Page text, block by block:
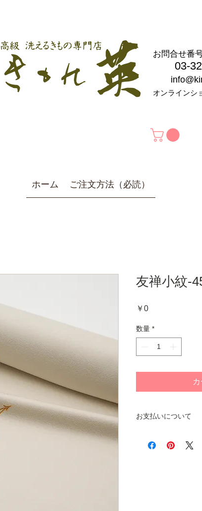
お問合せ番
03-
オンラインシ
ホーム ご注文方法（必読）
友禅小紋-
￥0価
数量 *
お支払いについて
ご注文いただくシ